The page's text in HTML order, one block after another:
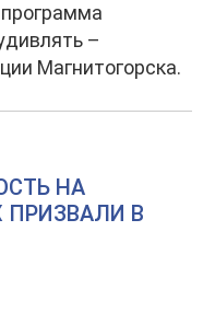
–
Магнитогорска.
НА
В